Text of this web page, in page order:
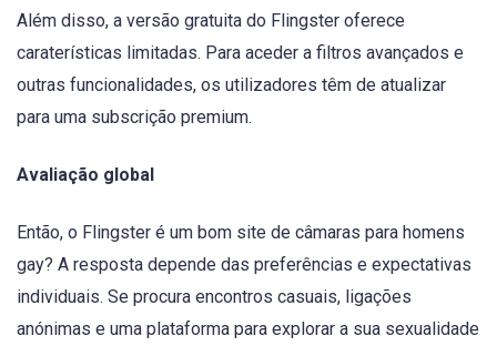
Além disso, a versão gratuita do Flingster oferece
caraterísticas limitadas. Para aceder a filtros avançados e
outras funcionalidades, os utilizadores têm de atualizar
para uma subscrição premium.
Avaliação global
Então, o Flingster é um bom site de câmaras para homens
gay? A resposta depende das preferências e expectativas
individuais. Se procura encontros casuais, ligações
anónimas e uma plataforma para explorar a sua sexualidade